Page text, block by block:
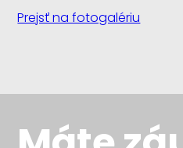
Prejsť na fotogalériu